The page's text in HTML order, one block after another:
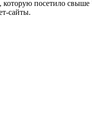
которую посетило
сайты.